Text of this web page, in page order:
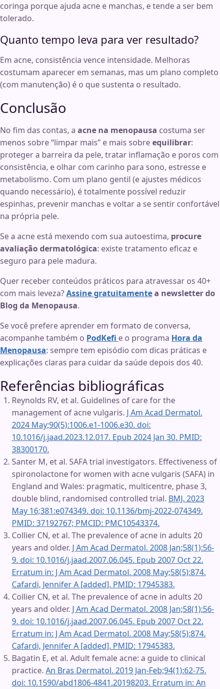
coringa porque ajuda acne e manchas, e tende a ser bem
tolerado.
Quanto tempo leva para ver resultado?
Em acne, consistência vence intensidade. Melhoras
costumam aparecer em semanas, mas um plano completo
(com manutenção) é o que sustenta o resultado.
Conclusão
No fim das contas, a acne na menopausa costuma ser
menos sobre “limpar mais” e mais sobreequilibrar:
proteger a barreira da pele, tratar inflamação e poros com
consistência, e olhar com carinho para sono, estresse e
metabolismo. Com um plano gentil (e ajustes médicos
quando necessário), é totalmente possível reduzir
espinhas, prevenir manchas e voltar a se sentir confortável
na própria pele.
Se a acne está mexendo com sua autoestima, procure
avaliação dermatológica: existe tratamento eficaz e
seguro para pele madura.
Quer receber conteúdos práticos para atravessar os 40+
com mais leveza?Assine gratuitamentea newsletter do
Blog da Menopausa.
Se você prefere aprender em formato de conversa,
acompanhe também o PodKefi e o programa Hora da
Menopausa: sempre tem episódio com dicas práticas e
explicações claras para cuidar da saúde depois dos 40.
Referências bibliográficas
Reynolds RV, et al. Guidelines of care for the
management of acne vulgaris. J Am Acad Dermatol.
2024 May;90(5):1006.e1-1006.e30. doi:
10.1016/j.jaad.2023.12.017. Epub 2024 Jan 30. PMID:
38300170.
Santer M, et al. SAFA trial investigators. Effectiveness of
spironolactone for women with acne vulgaris (SAFA) in
England and Wales: pragmatic, multicentre, phase 3,
double blind, randomised controlled trial. BMJ. 2023
May 16;381:e074349. doi: 10.1136/bmj-2022-074349.
PMID: 37192767; PMCID: PMC10543374.
Collier CN, et al. The prevalence of acne in adults 20
years and older. J Am Acad Dermatol. 2008 Jan;58(1):56-
9. doi: 10.1016/j.jaad.2007.06.045. Epub 2007 Oct 22.
Erratum in: J Am Acad Dermatol. 2008 May;58(5):874.
Cafardi, Jennifer A [added]. PMID: 17945383.
Collier CN, et al. The prevalence of acne in adults 20
years and older. J Am Acad Dermatol. 2008 Jan;58(1):56-
9. doi: 10.1016/j.jaad.2007.06.045. Epub 2007 Oct 22.
Erratum in: J Am Acad Dermatol. 2008 May;58(5):874.
Cafardi, Jennifer A [added]. PMID: 17945383.
Bagatin E, et al. Adult female acne: a guide to clinical
practice. An Bras Dermatol. 2019 Jan-Feb;94(1):62-75.
doi: 10.1590/abd1806-4841.20198203. Erratum in: An